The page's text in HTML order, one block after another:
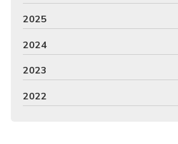
2025
2024
2023
2022